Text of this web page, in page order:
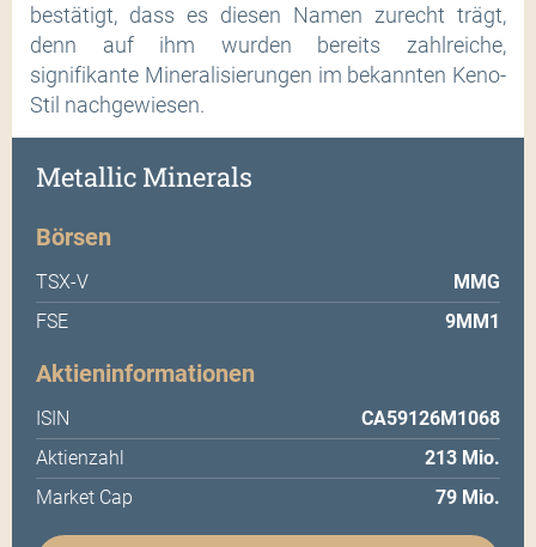
bestätigt, dass es diesen Namen zurecht trägt,
denn auf ihm wurden bereits zahlreiche,
signifikante Mineralisierungen im bekannten Keno-
Stil nachgewiesen.
Metallic Minerals
Börsen
TSX-V
MMG
FSE
9MM1
Aktieninformationen
ISIN
CA59126M1068
Aktienzahl
213 Mio.
Market Cap
79 Mio.